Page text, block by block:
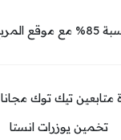
كوم
متابعين تيك توك مجانا
تخمين يوزرات انستا